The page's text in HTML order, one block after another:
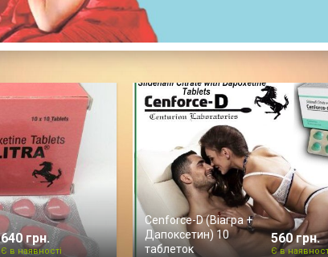
640 грн.
Є в наявності
Cenforce-D (Віагра +
Дапоксетин) 10
таблеток
560 грн.
Є в